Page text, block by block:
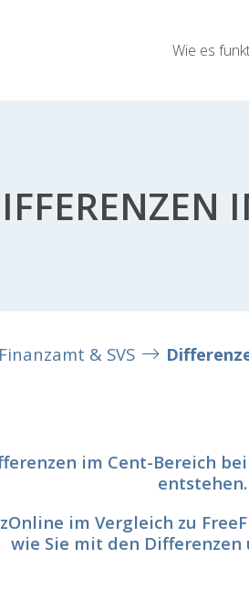
Wie es
Finanzamt & SVS
im Cent-Bereich
entstehen.
im Vergleich zu
wie Sie mit den Differenzen